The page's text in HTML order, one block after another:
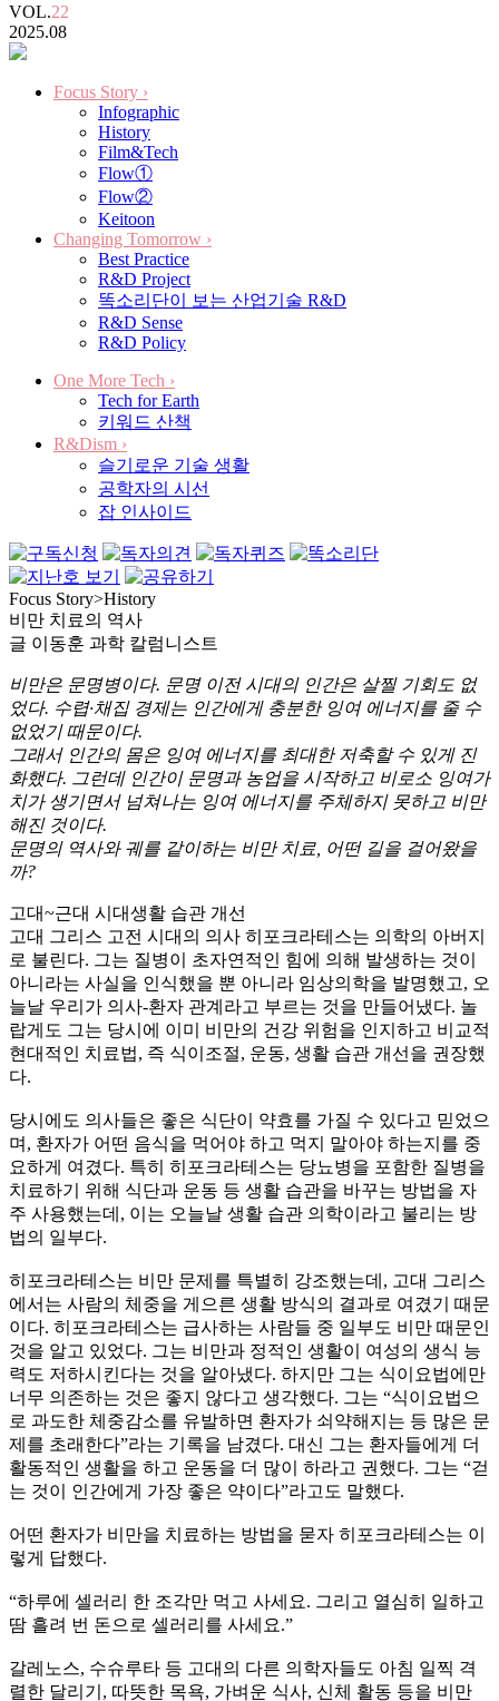
VOL.22
2025.08
Focus Story ›
Infographic
History
Film&Tech
Flow①
Flow②
Keitoon
Changing Tomorrow ›
Best Practice
R&D Project
똑소리단이 보는 산업기술 R&D
R&D Sense
R&D Policy
One More Tech ›
Tech for Earth
키워드 산책
R&Dism ›
슬기로운 기술 생활
공학자의 시선
잡 인사이드
Focus Story>History
비만 치료의 역사
글 이동훈 과학 칼럼니스트
비만은 문명병이다. 문명 이전 시대의 인간은 살찔 기회도 없
었다. 수렵·채집 경제는 인간에게 충분한 잉여 에너지를 줄 수
없었기 때문이다.
그래서 인간의 몸은 잉여 에너지를 최대한 저축할 수 있게 진
화했다. 그런데 인간이 문명과 농업을 시작하고 비로소 잉여가
치가 생기면서 넘쳐나는 잉여 에너지를 주체하지 못하고 비만
해진 것이다.
문명의 역사와 궤를 같이하는 비만 치료, 어떤 길을 걸어왔을
까?
고대~근대 시대생활 습관 개선
고대 그리스 고전 시대의 의사 히포크라테스는 의학의 아버지
로 불린다. 그는 질병이 초자연적인 힘에 의해 발생하는 것이
아니라는 사실을 인식했을 뿐 아니라 임상의학을 발명했고, 오
늘날 우리가 의사-환자 관계라고 부르는 것을 만들어냈다. 놀
랍게도 그는 당시에 이미 비만의 건강 위험을 인지하고 비교적
현대적인 치료법, 즉 식이조절, 운동, 생활 습관 개선을 권장했
다.
당시에도 의사들은 좋은 식단이 약효를 가질 수 있다고 믿었으
며, 환자가 어떤 음식을 먹어야 하고 먹지 말아야 하는지를 중
요하게 여겼다. 특히 히포크라테스는 당뇨병을 포함한 질병을
치료하기 위해 식단과 운동 등 생활 습관을 바꾸는 방법을 자
주 사용했는데, 이는 오늘날 생활 습관 의학이라고 불리는 방
법의 일부다.
히포크라테스는 비만 문제를 특별히 강조했는데, 고대 그리스
에서는 사람의 체중을 게으른 생활 방식의 결과로 여겼기 때문
이다. 히포크라테스는 급사하는 사람들 중 일부도 비만 때문인
것을 알고 있었다. 그는 비만과 정적인 생활이 여성의 생식 능
력도 저하시킨다는 것을 알아냈다. 하지만 그는 식이요법에만
너무 의존하는 것은 좋지 않다고 생각했다. 그는 “식이요법으
로 과도한 체중감소를 유발하면 환자가 쇠약해지는 등 많은 문
제를 초래한다”라는 기록을 남겼다. 대신 그는 환자들에게 더
활동적인 생활을 하고 운동을 더 많이 하라고 권했다. 그는 “걷
는 것이 인간에게 가장 좋은 약이다”라고도 말했다.
어떤 환자가 비만을 치료하는 방법을 묻자 히포크라테스는 이
렇게 답했다.
“하루에 셀러리 한 조각만 먹고 사세요. 그리고 열심히 일하고
땀 흘려 번 돈으로 셀러리를 사세요.”
갈레노스, 수슈루타 등 고대의 다른 의학자들도 아침 일찍 격
렬한 달리기, 따뜻한 목욕, 가벼운 식사, 신체 활동 등을 비만